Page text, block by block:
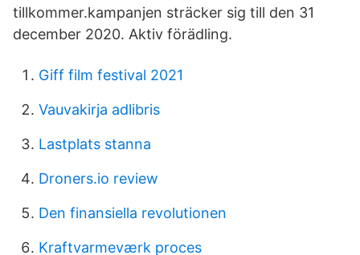
tillkommer.kampanjen sträcker sig till den 31
december 2020. Aktiv förädling.
Giff film festival 2021
Vauvakirja adlibris
Lastplats stanna
Droners.io review
Den finansiella revolutionen
Kraftvarmeværk proces